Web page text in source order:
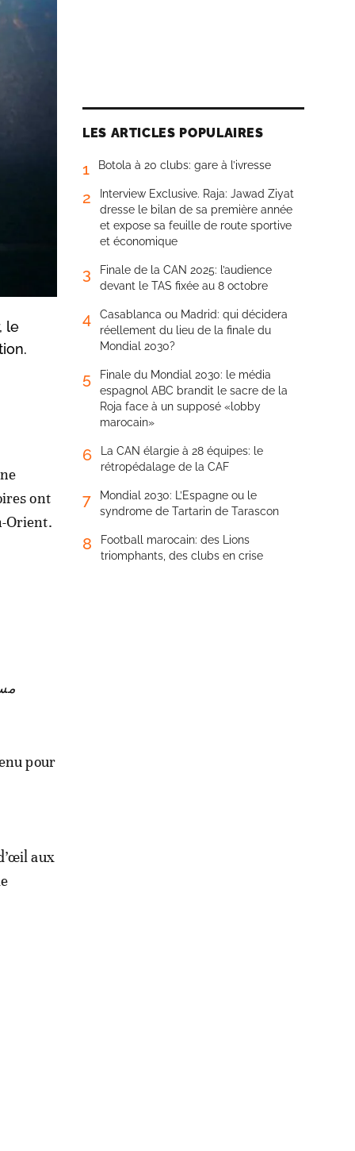
le
ont
Orient.
pour
aux
LES ARTICLES POPULAIRES
1 Botola à 20 clubs: gare à l’ivresse
2
Interview Exclusive. Raja: Jawad Ziyat
dresse le bilan de sa première année
et expose sa feuille de route sportive
et économique
3
Finale de la CAN 2025: l’audience
devant le TAS fixée au 8 octobre
4
Casablanca ou Madrid: qui décidera
réellement du lieu de la finale du
Mondial 2030?
5
Finale du Mondial 2030: le média
espagnol ABC brandit le sacre de la
Roja face à un supposé «lobby
marocain»
6
La CAN élargie à 28 équipes: le
rétropédalage de la CAF
7
Mondial 2030: L’Espagne ou le
syndrome de Tartarin de Tarascon
8
Football marocain: des Lions
triomphants, des clubs en crise